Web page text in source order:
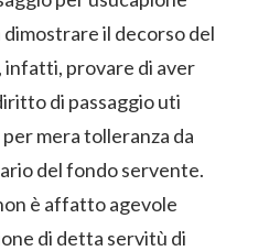
dimostrare il decorso del
provare di aver
di passaggio uti
mera tolleranza da
del fondo servente.
è affatto agevole
di detta servitù di